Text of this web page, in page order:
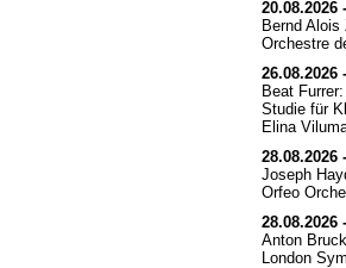
20.08.2026-
Bernd
Orchestre
26.08.2026-
Beat
Studie für
Elina
28.08.2026-
Joseph
Orfeo
28.08.2026-
Anton
London